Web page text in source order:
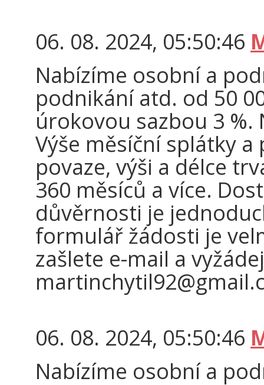
06. 08. 2024, 05:50:46
Nabízíme osobní a
podnikání atd. od 50
úrokovou sazbou 3
Výše měsíční splátky
povaze, výši a délce
360 měsíců a více.
důvěrnosti je
formulář žádosti je
zašlete e-mail a
06. 08. 2024, 05:50:46
Nabízíme osobní a